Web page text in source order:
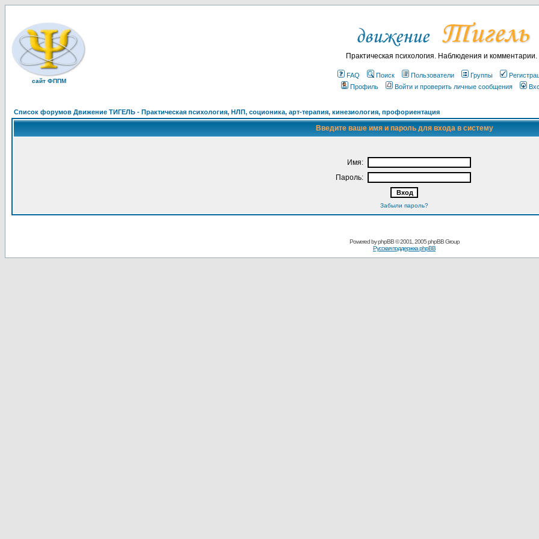
сайт ФППМ
Практическая психология. Наблюдения и комментарии.
FAQ Поиск Пользователи Группы
Профиль
Войти и проверить личные сообщения
Список форумов Движение ТИГЕЛЬ - Практическая психология, НЛП, соционика, арт-терапия, кинезиология, профориентация
Введите ваше имя и пароль для входа в систему
Имя:
Пароль:
Забыли пароль?
Powered byphpBB© 2001, 2005 phpBB Group
Русская поддержка phpBB